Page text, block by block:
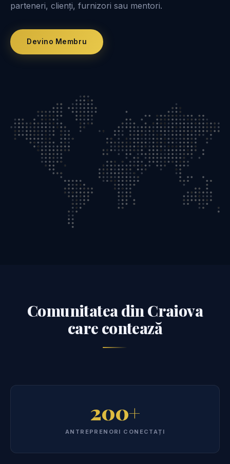
parteneri, clienți, furnizori sau mentori.
Devino Membru
Comunitatea din Craiova
care contează
200+
ANTREPRENORI CONECTAȚI